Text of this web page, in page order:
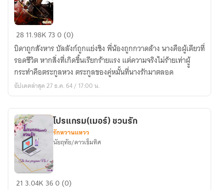
กบฏ
รัก
บัลลังก์
มังกร
2811.98K730 (0)
บิดาถูกสังหาร บัลลังก์ถูกแย่งชิง พี่น้องถูกกวาดล้าง นางคือผู้เดียวที่
รอดชีวิต หากสิ่งที่เกิดขึ้นเรียกร้ายแรง แต่ความจริงไม่ร้ายเท่าผูู้
กระทำคือตระกูลหวง ตระกูลของคู่หมั้นที่นางรักมาตลอด
อัปเดตล่าสุด 27 ธ.ค. 64 / 17:00 น.
โปรแกรม(เม
โปรแกรม(เมอร์) ชวนรัก
รักหวานแหวว
นัยฤทัย/ดาวเข็มทิศ
21 3.04K 360 (0)